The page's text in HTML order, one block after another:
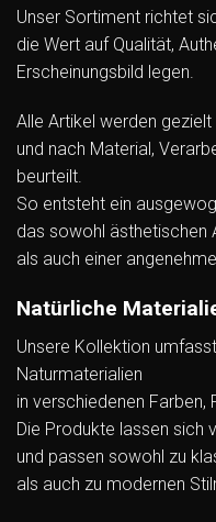
Unser Sortiment richtet
die Wert auf Qualität,
Erscheinungsbild legen.
Alle Artikel werden
und nach Material,
beurteilt.
So entsteht ein
das sowohl ästhetischen
als auch einer
Natürliche
Unsere Kollektion
Naturmaterialien
in verschiedenen Farben,
Die Produkte lassen sich
und passen sowohl zu
als auch zu modernen